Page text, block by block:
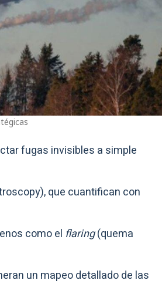
fugas invisibles a simple
que cuantifican con
como el flaring(quema
un mapeo detallado de las